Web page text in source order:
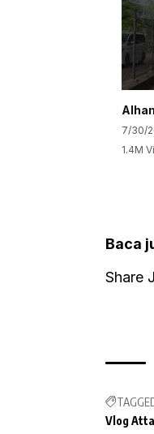
7/30/
1.4M
Baca
Share
Vlog